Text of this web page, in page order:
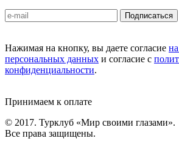
Подписаться
Нажимая на кнопку, вы даете согласие
персональных данных и согласие с
конфиденциальности.
Принимаем к оплате
© 2017. Турклуб «Мир своими глазами».
Все права защищены.